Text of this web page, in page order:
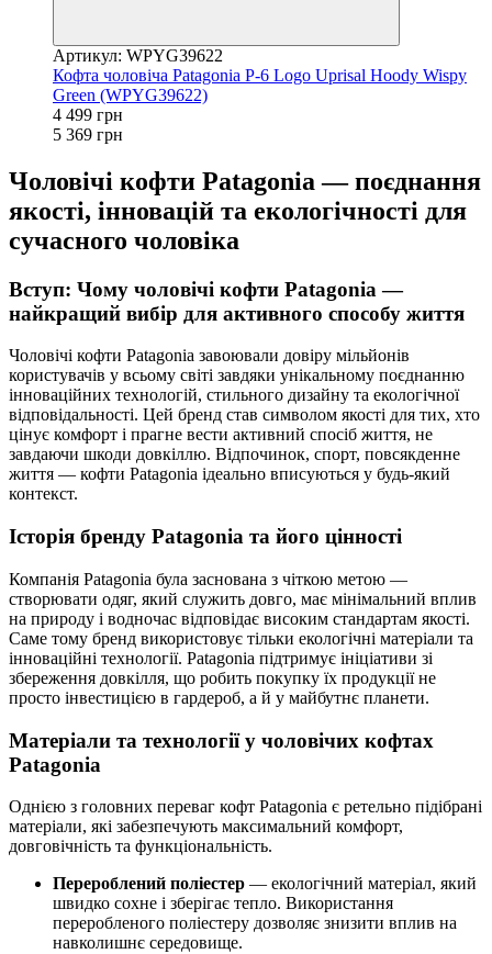
Артикул: WPYG39622
Кофта чоловіча Patagonia P-6 Logo Uprisal Hoody Wispy
Green (WPYG39622)
4 499 грн
5 369 грн
Чоловічі кофти Patagonia — поєднання
якості, інновацій та екологічності для
сучасного чоловіка
Вступ: Чому чоловічі кофти Patagonia —
найкращий вибір для активного способу життя
Чоловічі кофти Patagonia завоювали довіру мільйонів
користувачів у всьому світі завдяки унікальному поєднанню
інноваційних технологій, стильного дизайну та екологічної
відповідальності. Цей бренд став символом якості для тих, хто
цінує комфорт і прагне вести активний спосіб життя, не
завдаючи шкоди довкіллю. Відпочинок, спорт, повсякденне
життя — кофти Patagonia ідеально вписуються у будь-який
контекст.
Історія бренду Patagonia та його цінності
Компанія Patagonia була заснована з чіткою метою —
створювати одяг, який служить довго, має мінімальний вплив
на природу і водночас відповідає високим стандартам якості.
Саме тому бренд використовує тільки екологічні матеріали та
інноваційні технології. Patagonia підтримує ініціативи зі
збереження довкілля, що робить покупку їх продукції не
просто інвестицією в гардероб, а й у майбутнє планети.
Матеріали та технології у чоловічих кофтах
Patagonia
Однією з головних переваг кофт Patagonia є ретельно підібрані
матеріали, які забезпечують максимальний комфорт,
довговічність та функціональність.
Перероблений поліестер — екологічний матеріал, який
швидко сохне і зберігає тепло. Використання
переробленого поліестеру дозволяє знизити вплив на
навколишнє середовище.